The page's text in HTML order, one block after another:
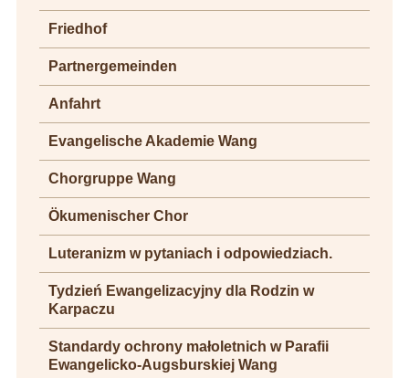
Friedhof
Partnergemeinden
Anfahrt
Evangelische Akademie Wang
Chorgruppe Wang
Ökumenischer Chor
Luteranizm w pytaniach i odpowiedziach.
Tydzień Ewangelizacyjny dla Rodzin w
Karpaczu
Standardy ochrony małoletnich w Parafii
Ewangelicko-Augsburskiej Wang